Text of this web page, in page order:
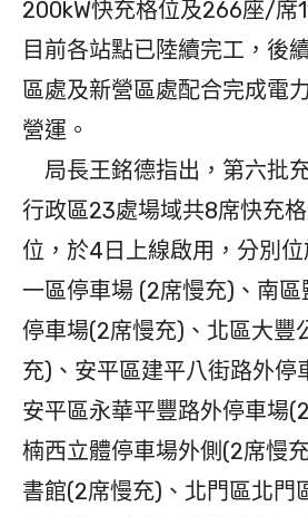
200kW快充格位及266座/席
目前各站點已陸續完工，後
區處及新營區處配合完成電
營運。
局長王銘德指出，第六批
行政區23處場域共8席快充
位，於4日上線啟用，分別
一區停車場 (2席慢充)、南區
停車場(2席慢充)、北區大豐
充)、安平區建平八街路外停
安平區永華平豐路外停車場
楠西立體停車場外側(2席慢
書館(2席慢充)、北門區北門